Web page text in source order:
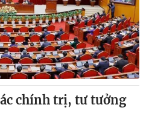
chính trị, tư tưởng